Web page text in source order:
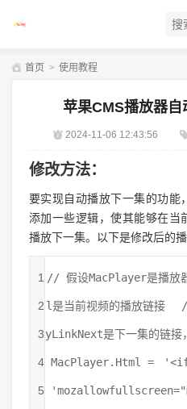
首页 > 使用教程
苹果CMS播放器
2024-11-06 12:43:56
修改方法：
要实现自动播放下一集的功能
添加一些逻辑，使其能够在当
播放下一集。以下是修改后的播
1
2
3
4
5
// 假设MacPlayer是播放
l是当前视频的播放链接
yLinkNext是下一集的链接
MacPlayer.Html =